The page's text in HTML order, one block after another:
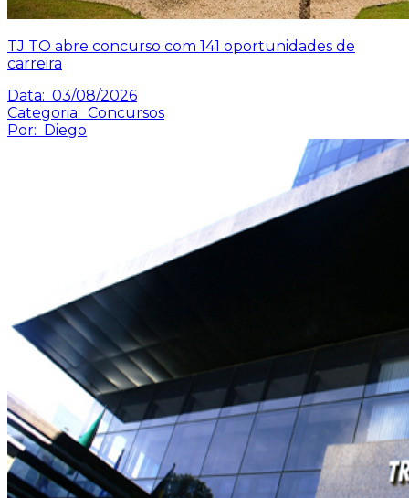
TJ TO abre concurso com 141 oportunidades de
carreira
Data: 03/08/2026
Categoria: Concursos
Por:
Diego